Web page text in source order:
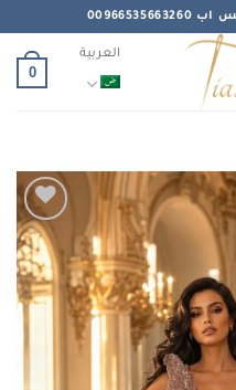
العربية
0
Add to
wishlist